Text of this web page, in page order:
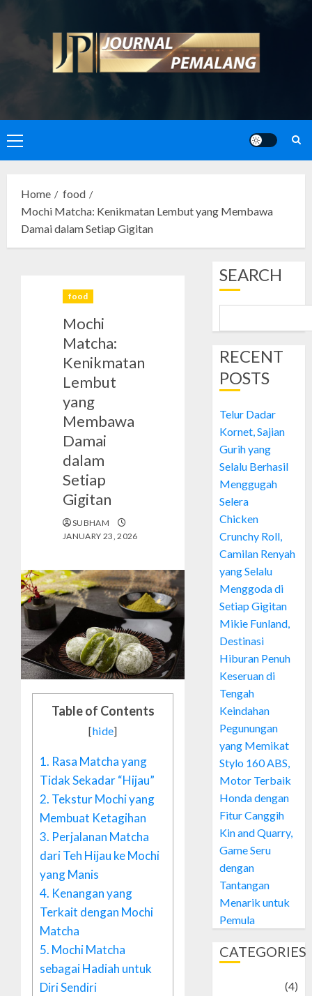
content
Primary
Menu
Home
food
Mochi Matcha: Kenikmatan Lembut yang Membawa
Damai dalam Setiap Gigitan
food
Mochi
Matcha:
Kenikmatan
Lembut
yang
Membawa
Damai
dalam
Setiap
Gigitan
SUBHAM
JANUARY 23, 2026
Table of Contents
[hide]
1. Rasa Matcha yang
Tidak Sekadar “Hijau”
2. Tekstur Mochi yang
Membuat Ketagihan
3. Perjalanan Matcha
dari Teh Hijau ke Mochi
yang Manis
4. Kenangan yang
Terkait dengan Mochi
Matcha
5. Mochi Matcha
sebagai Hadiah untuk
Diri Sendiri
SEARCH
RECENT
POSTS
Telur Dadar
Kornet, Sajian
Gurih yang
Selalu Berhasil
Menggugah
Selera
Chicken
Crunchy Roll,
Camilan Renyah
yang Selalu
Menggoda di
Setiap Gigitan
Mikie Funland,
Destinasi
Hiburan Penuh
Keseruan di
Tengah
Keindahan
Pegunungan
yang Memikat
Stylo 160 ABS,
Motor Terbaik
Honda dengan
Fitur Canggih
Kin and Quarry,
Game Seru
dengan
Tantangan
Menarik untuk
Pemula
CATEGORIES
(4)